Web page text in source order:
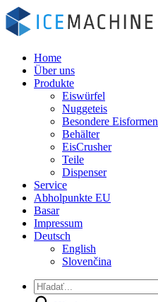
Home
Über uns
Produkte
Eiswürfel
Nuggeteis
Besondere Eisformen
Behälter
EisCrusher
Teile
Dispenser
Service
Abholpunkte EU
Basar
Impressum
Deutsch
English
Slovenčina